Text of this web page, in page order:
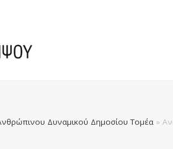
Δυναμικού Δημοσίου Τομέα »